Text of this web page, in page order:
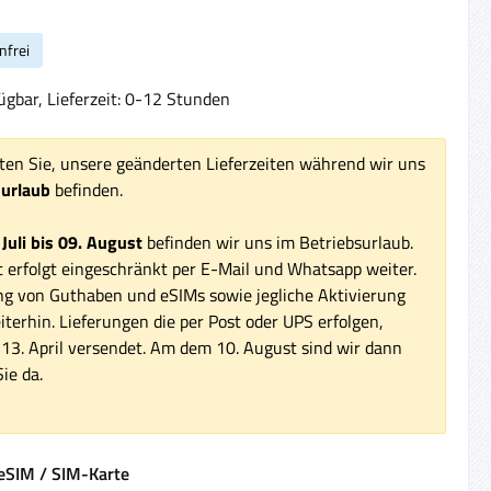
Lieferzeit: 0-12 Stunden
Sie, unsere geänderten Lieferzeiten während wir uns
befinden.
bis 09. Augustbefinden wir uns im Betriebsurlaub.
erfolgt eingeschränkt per E-Mail und Whatsapp weiter.
von Guthaben und eSIMs sowie jegliche Aktivierung
Lieferungen die per Post oder UPS erfolgen,
April versendet. Am dem 10. August sind wir dann
da.
/ SIM-Karteauswählen